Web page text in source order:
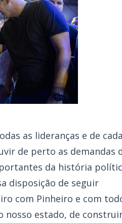
as lideranças e de cada
de perto as demandas
da história
disposição de seguir
com Pinheiro e com
estado, de